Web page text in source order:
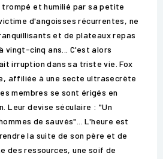
trompé et humilié par sa petite
d'angoisses récurrentes, ne
et de plateaux repas
vingt-cinq ans... C'est alors
irruption dans sa triste vie. Fox
affiliée à une secte ultrasecrète
membres se sont érigés en
Leur devise séculaire : "Un
de sauvés"... L'heure est
la suite de son père et de
des ressources, une soif de